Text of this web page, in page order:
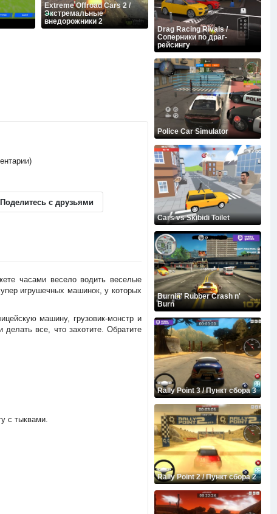
Extreme Offroad Cars 2 /
Экстремальные
внедорожники 2
Поделитесь с друзьями
часами весело водить веселые
игрушечных машинок, у которых
машину, грузовик-монстр и
все, что захотите. Обратите
с тыквами.
Drag Racing Rivals /
Соперники по драг-
рейсингу
Police Car Simulator
Cars vs Skibidi Toilet
Burnin' Rubber Crash n'
Burn
Rally Point 3 / Пункт сбора 3
Rally Point 2 / Пункт сбора 2